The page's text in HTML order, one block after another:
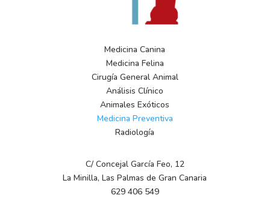
Medicina Canina
Medicina Felina
Cirugía General Animal
Análisis Clínico
Animales Exóticos
Medicina Preventiva
Radiología
C/ Concejal García Feo, 12
La Minilla, Las Palmas de Gran Canaria
629 406 549